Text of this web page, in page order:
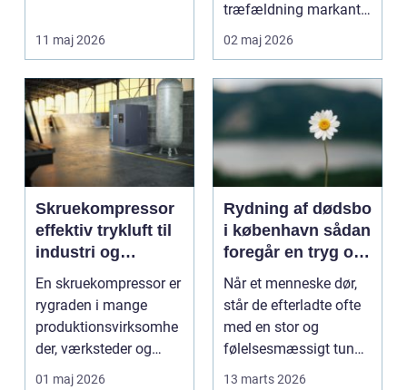
11 maj 2026
træfældning markant
lettere. I stedet for at
bruge we...
02 maj 2026
Skruekompressor
effektiv trykluft til
industri og
værksted
En skruekompressor er
rygraden i mange
produktionsvirksomhe
der, værksteder og
autohuse. Den leverer
01 maj 2026
Rydning af dødsbo
i københavn sådan
foregår en tryg og
effektiv proces
Når et menneske dør,
står de efterladte ofte
med en stor og
følelsesmæssigt tung
opgave: at få rydde...
13 marts 2026